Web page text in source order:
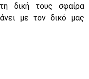
δική τους σφαίρα
με τον δικό μας